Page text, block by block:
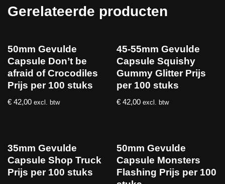
Gerelateerde producten
50mm Gevulde
Capsule Don’t be
afraid of Crocodiles
Prijs per 100 stuks
€ 42,00 excl. btw
45-55mm Gevulde
Capsule Squishy
Gummy Glitter Prijs
per 100 stuks
€ 42,00 excl. btw
35mm Gevulde
Capsule Shop Truck
Prijs per 100 stuks
50mm Gevulde
Capsule Monsters
Flashing Prijs per 100